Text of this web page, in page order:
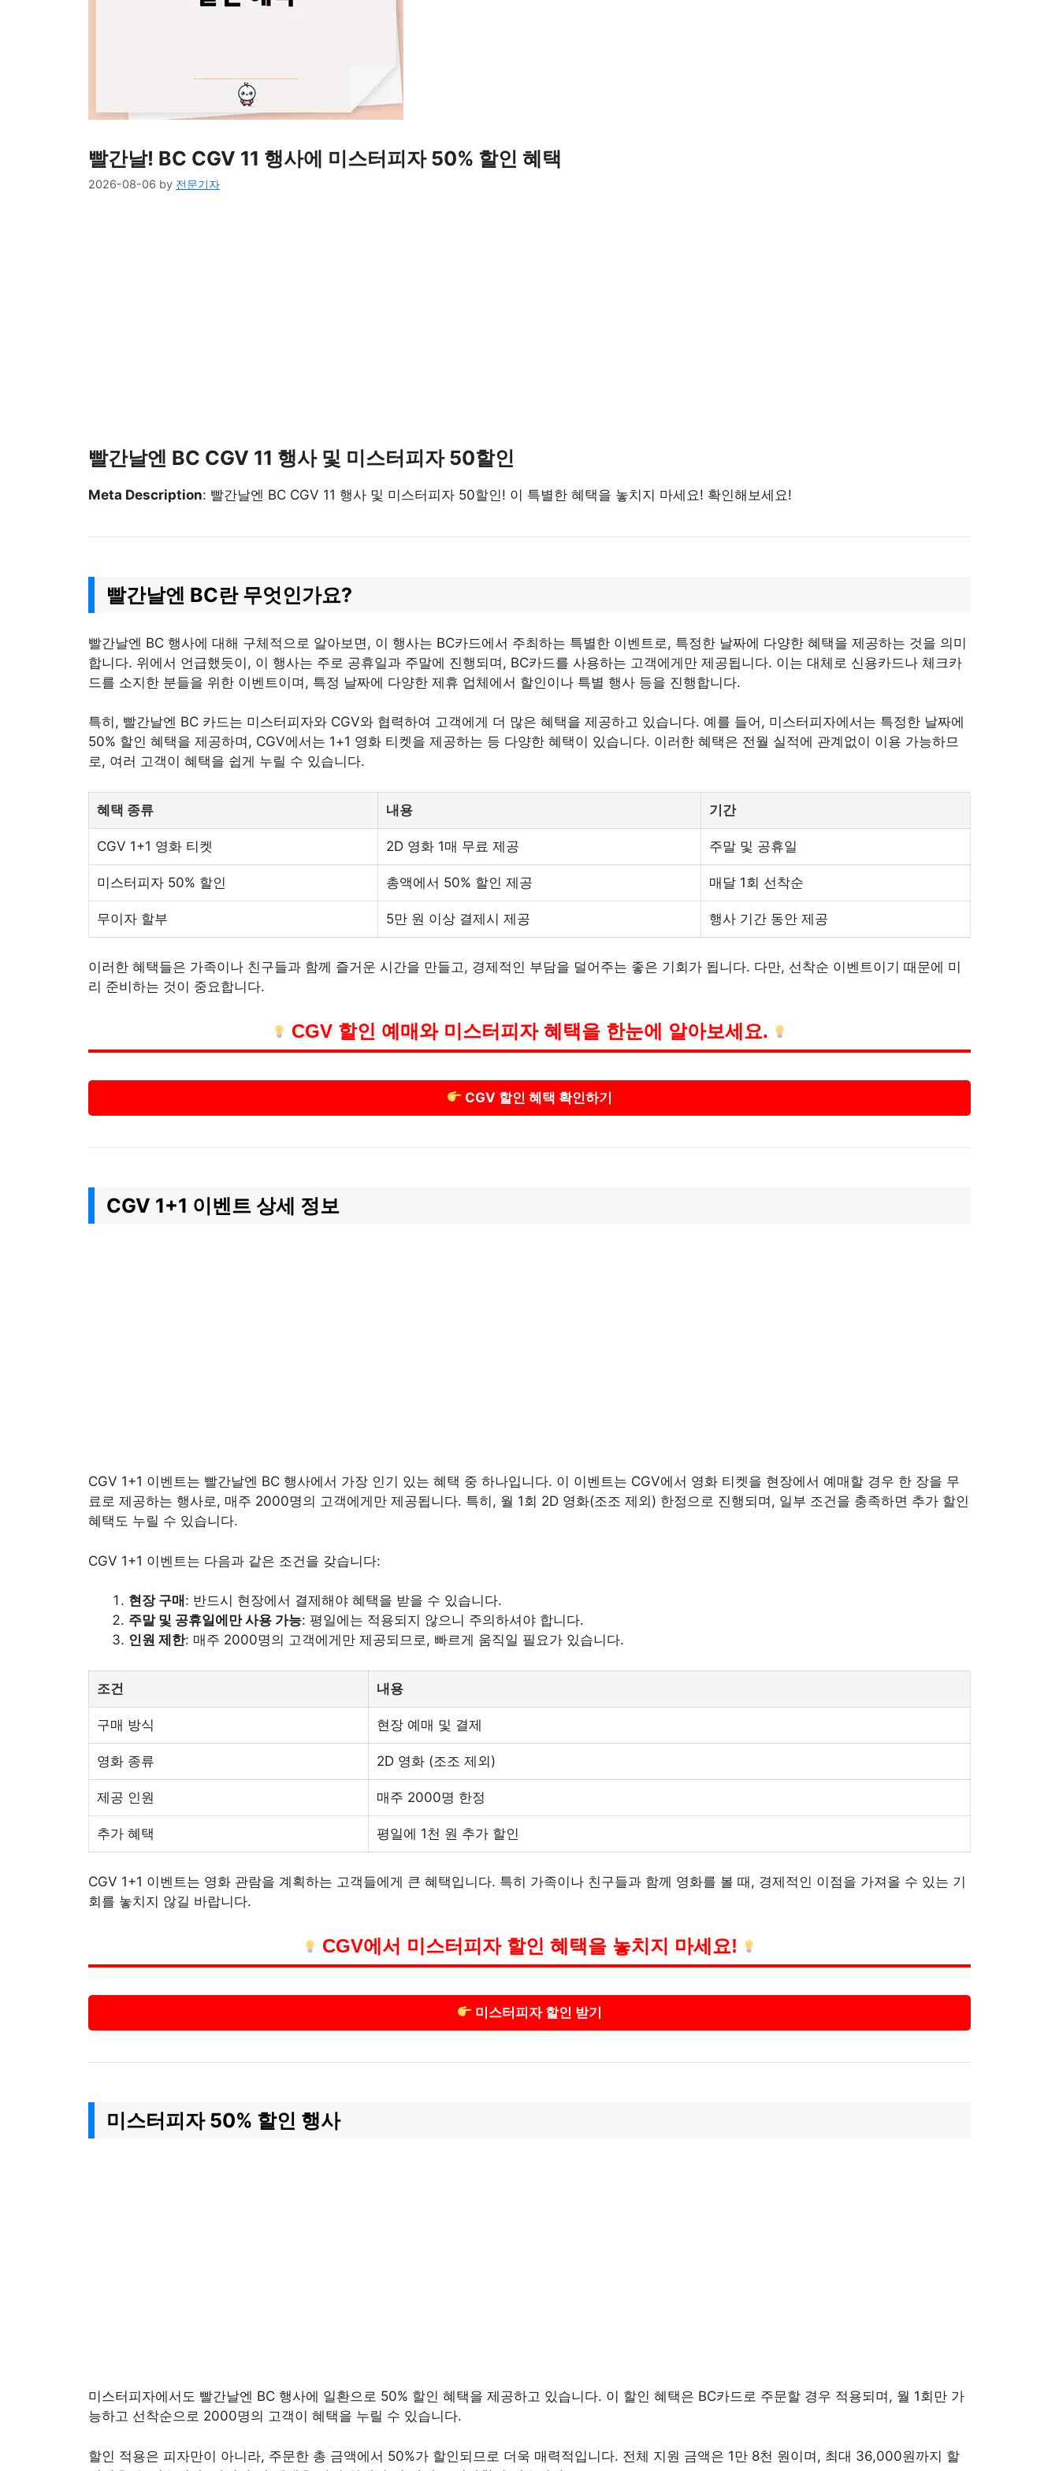
빨간날! BC CGV 11 행사에 미스터피자 50% 할인 혜택
2026-08-06 by 전문기자
빨간날엔 BC CGV 11 행사 및 미스터피자 50할인
Meta Description: 빨간날엔 BC CGV 11 행사 및 미스터피자 50할인! 이 특별한 혜택을 놓치지 마세요! 확인해보세요!
빨간날엔 BC란 무엇인가요?
빨간날엔 BC 행사에 대해 구체적으로 알아보면, 이 행사는 BC카드에서 주최하는 특별한 이벤트로, 특정한 날짜에 다양한 혜택을 제공하는 것을 의미
합니다. 위에서 언급했듯이, 이 행사는 주로 공휴일과 주말에 진행되며, BC카드를 사용하는 고객에게만 제공됩니다. 이는 대체로 신용카드나 체크카
드를 소지한 분들을 위한 이벤트이며, 특정 날짜에 다양한 제휴 업체에서 할인이나 특별 행사 등을 진행합니다.
특히, 빨간날엔 BC 카드는 미스터피자와 CGV와 협력하여 고객에게 더 많은 혜택을 제공하고 있습니다. 예를 들어, 미스터피자에서는 특정한 날짜에
50% 할인 혜택을 제공하며, CGV에서는 1+1 영화 티켓을 제공하는 등 다양한 혜택이 있습니다. 이러한 혜택은 전월 실적에 관계없이 이용 가능하므
로, 여러 고객이 혜택을 쉽게 누릴 수 있습니다.
혜택 종류 내용 기간
CGV 1+1 영화 티켓 2D 영화 1매 무료 제공 주말 및 공휴일
미스터피자 50% 할인 총액에서 50% 할인 제공 매달 1회 선착순
무이자 할부 5만 원 이상 결제시 제공 행사 기간 동안 제공
이러한 혜택들은 가족이나 친구들과 함께 즐거운 시간을 만들고, 경제적인 부담을 덜어주는 좋은 기회가 됩니다. 다만, 선착순 이벤트이기 때문에 미
리 준비하는 것이 중요합니다.
CGV 할인 예매와 미스터피자 혜택을 한눈에 알아보세요.
CGV 할인 혜택 확인하기
CGV 1+1 이벤트 상세 정보
CGV 1+1 이벤트는 빨간날엔 BC 행사에서 가장 인기 있는 혜택 중 하나입니다. 이 이벤트는 CGV에서 영화 티켓을 현장에서 예매할 경우 한 장을 무
료로 제공하는 행사로, 매주 2000명의 고객에게만 제공됩니다. 특히, 월 1회 2D 영화(조조 제외) 한정으로 진행되며, 일부 조건을 충족하면 추가 할인
혜택도 누릴 수 있습니다.
CGV 1+1 이벤트는 다음과 같은 조건을 갖습니다:
현장 구매 : 반드시 현장에서 결제해야 혜택을 받을 수 있습니다.
주말 및 공휴일에만 사용 가능: 평일에는 적용되지 않으니 주의하셔야 합니다.
인원 제한: 매주 2000명의 고객에게만 제공되므로, 빠르게 움직일 필요가 있습니다.
조건 내용
구매 방식 현장 예매 및 결제
영화 종류 2D 영화 (조조 제외)
제공 인원 매주 2000명 한정
추가 혜택 평일에 1천 원 추가 할인
CGV 1+1 이벤트는 영화 관람을 계획하는 고객들에게 큰 혜택입니다. 특히 가족이나 친구들과 함께 영화를 볼 때, 경제적인 이점을 가져올 수 있는 기
회를 놓치지 않길 바랍니다.
CGV에서 미스터피자 할인 혜택을 놓치지 마세요!
미스터피자 할인 받기
미스터피자 50% 할인 행사
미스터피자에서도 빨간날엔 BC 행사에 일환으로 50% 할인 혜택을 제공하고 있습니다. 이 할인 혜택은 BC카드로 주문할 경우 적용되며, 월 1회만 가
능하고 선착순으로 2000명의 고객이 혜택을 누릴 수 있습니다.
할인 적용은 피자만이 아니라, 주문한 총 금액에서 50%가 할인되므로 더욱 매력적입니다. 전체 지원 금액은 1만 8천 원이며, 최대 36,000원까지 할